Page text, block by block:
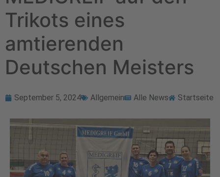
Trikots eines
amtierenden
Deutschen Meisters
September 5, 2024 Allgemein Alle News Startseite